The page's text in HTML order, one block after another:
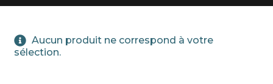
Aucun produit ne correspond à votre
sélection.